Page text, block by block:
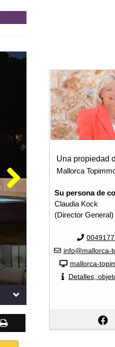
Una propiedad
Mallorca
Su persona de
Claudia Kock
(Director General)
info@mallorca-
mallorca-
Detalles,